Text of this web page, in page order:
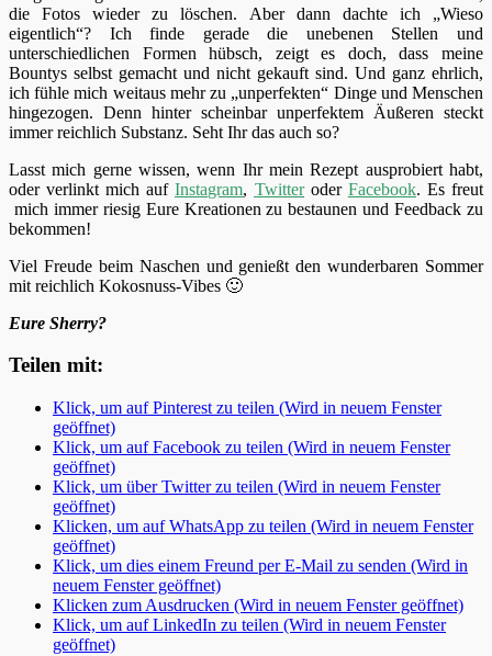
die Fotos wieder zu löschen. Aber dann dachte ich „Wieso
eigentlich“? Ich finde gerade die unebenen Stellen und
unterschiedlichen Formen hübsch, zeigt es doch, dass meine
Bountys selbst gemacht und nicht gekauft sind. Und ganz ehrlich,
ich fühle mich weitaus mehr zu „unperfekten“ Dinge und Menschen
hingezogen. Denn hinter scheinbar unperfektem Äußeren steckt
immer reichlich Substanz. Seht Ihr das auch so?
Lasst mich gerne wissen, wenn Ihr mein Rezept ausprobiert habt,
oder verlinkt mich aufInstagram, Twitteroder Facebook. Es freut
mich immer riesig Eure Kreationen zu bestaunen und Feedback zu
bekommen!
Viel Freude beim Naschen und genießt den wunderbaren Sommer
mit reichlich Kokosnuss-Vibes 🙂
Eure Sherry?
Teilen mit:
Klick, um auf Pinterest zu teilen (Wird in neuem Fenster
geöffnet)
Klick, um auf Facebook zu teilen (Wird in neuem Fenster
geöffnet)
Klick, um über Twitter zu teilen (Wird in neuem Fenster
geöffnet)
Klicken, um auf WhatsApp zu teilen (Wird in neuem Fenster
geöffnet)
Klick, um dies einem Freund per E-Mail zu senden (Wird in
neuem Fenster geöffnet)
Klicken zum Ausdrucken (Wird in neuem Fenster geöffnet)
Klick, um auf LinkedIn zu teilen (Wird in neuem Fenster
geöffnet)